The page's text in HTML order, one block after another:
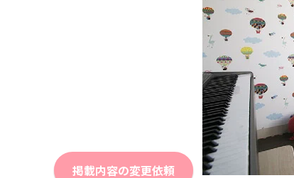
掲載内容の変更依頼